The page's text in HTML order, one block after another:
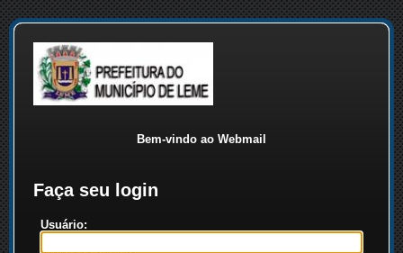
Bem-vindo ao Webmail
Faça seu login
Usuário: